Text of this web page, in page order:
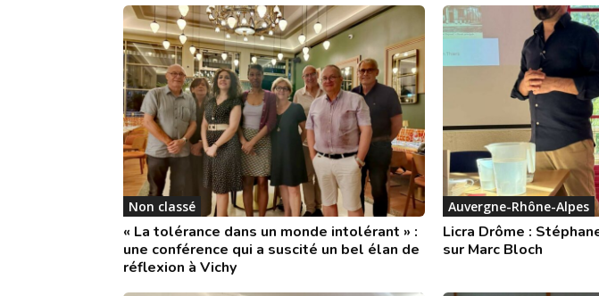
Non classé
« La tolérance dans un monde intolérant » :
une conférence qui a suscité un bel élan de
réflexion à Vichy
Auvergne-Rhône-Alpes
Licra Drôme :
sur Marc Bloch